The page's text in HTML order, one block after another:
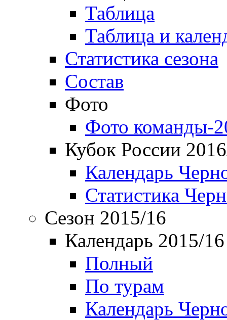
Таблица
Таблица и
Статистика сезона
Состав
Фото
Фото команды-
Кубок России
Календарь
Статистика
Сезон 2015/16
Календарь 2015/16
Полный
По турам
Календарь